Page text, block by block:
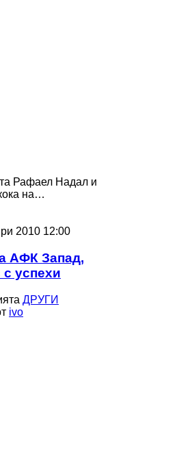
Рафаел Надал и
на…
2010 12:00
АФК Запад,
успехи
ДРУГИ
ivo